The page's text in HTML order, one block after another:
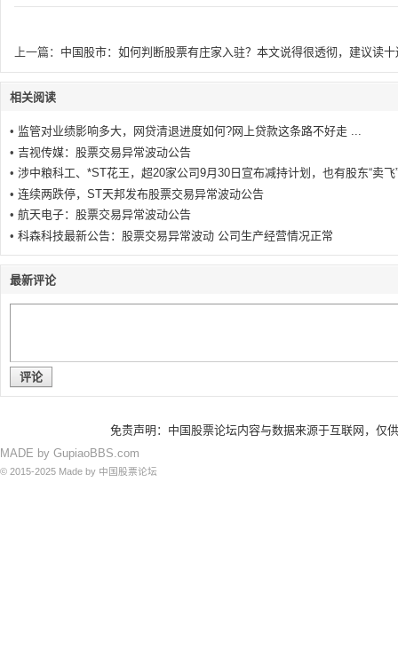
上一篇： 中国股市：如何判断股票有庄家入驻？本文说得很透彻，建议读
相关阅读
• 监管对业绩影响多大，网贷清退进度如何?网上贷款这条路不好走 ...
• 吉视传媒：股票交易异常波动公告
• 涉中粮科工、*ST花王，超20家公司9月30日宣布减持计划，也有股东“卖飞
• 连续两跌停，ST天邦发布股票交易异常波动公告
• 航天电子：股票交易异常波动公告
• 科森科技最新公告：股票交易异常波动 公司生产经营情况正常
最新评论
评论
免责声明：中国股票论坛内容与数据来源于互联网，仅
MADE by GupiaoBBS.com
© 2015-2025 Made by 中国股票论坛